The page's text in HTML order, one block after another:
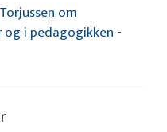
om
i pedagogikken -